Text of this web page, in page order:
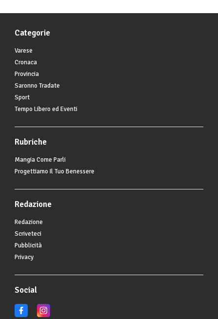
Categorie
Varese
Cronaca
Provincia
Saronno Tradate
Sport
Tempo Libero ed Eventi
Rubriche
Mangia Come Parli
Progettiamo Il Tuo Benessere
Redazione
Redazione
Scriveteci
Pubblicità
Privacy
Social